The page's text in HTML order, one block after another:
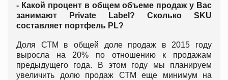
- Какой процент в общем объеме продаж у Вас
занимают Private Label? Сколько SKU
составляет портфель PL?
Доля СТМ в общей доле продаж в 2015 году
выросла на 20% по отношению к продажам
предыдущего года. В этом году мы планируем
увеличить долю продаж СТМ еще минимум на